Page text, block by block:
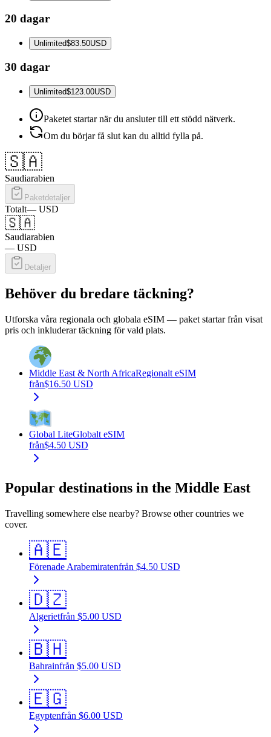
20 dagar
Unlimited$83.50USD
30 dagar
Unlimited$123.00USD
Paketet startar när du ansluter till ett stödd nätverk.
Om du börjar få slut kan du alltid fylla på.
🇸🇦
Saudiarabien
Paketdetaljer
Totalt— USD
🇸🇦
Saudiarabien
— USD
Detaljer
Behöver du bredare täckning?
Utforska våra regionala och globala eSIM — paket startar från visat
pris och inkluderar täckning för vald plats.
Middle East & North AfricaRegionalt eSIM
från$16.50 USD
Global LiteGlobalt eSIM
från$4.50 USD
Popular destinations in the Middle East
Travelling somewhere else nearby? Browse other countries we
cover.
🇦🇪
Förenade Arabemiratenfrån $4.50 USD
🇩🇿
Algerietfrån $5.00 USD
🇧🇭
Bahrainfrån $5.00 USD
🇪🇬
Egyptenfrån $6.00 USD